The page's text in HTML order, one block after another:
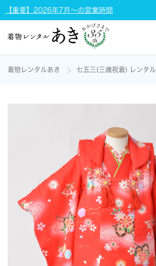
【重要】2026年7月～の営業時間
着物レンタルあき 七五三(三歳祝着) レンタル